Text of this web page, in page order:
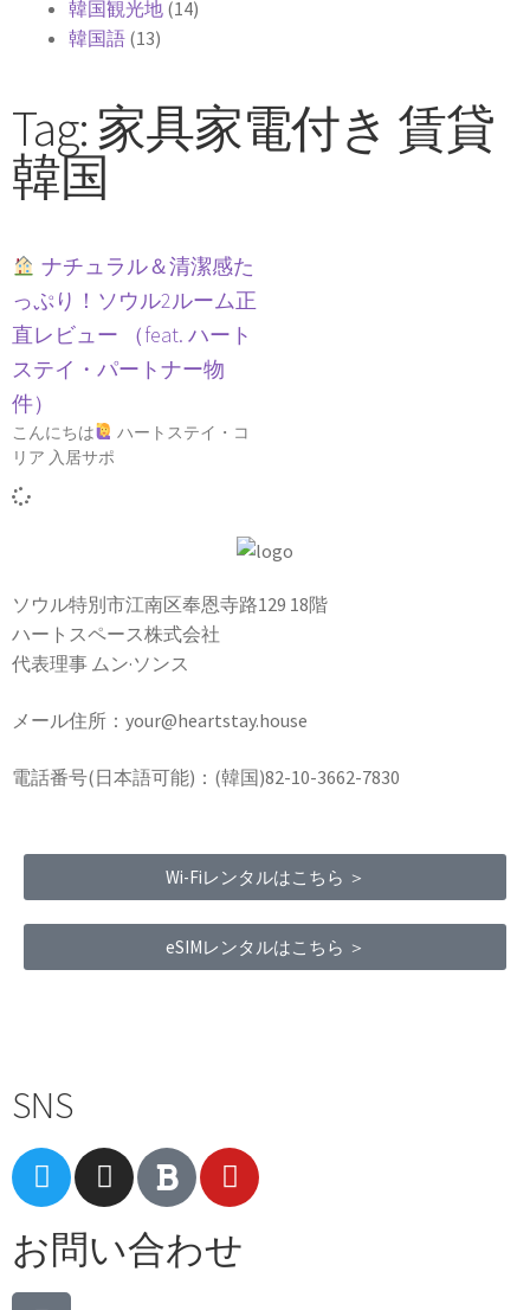
韓国観光地 (14)
韓国語 (13)
Tag: 家具家電付き 賃貸
韓国
ナチュラル＆清潔感た
っぷり！ソウル2ルーム正
直レビュー （feat. ハート
ステイ・パートナー物
件）
こんにちは
ハートステイ・コ
リア 入居サポ
ソウル特別市江南区奉恩寺路129 18階
ハートスペース株式会社
代表理事 ムン·ソンス
メール住所：your@heartstay.house
電話番号(日本語可能)：(韓国)82-10-3662-7830
Wi-Fiレンタルはこちら ＞
eSIMレンタルはこちら ＞
SNS
お問い合わせ